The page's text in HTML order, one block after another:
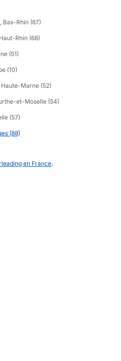
, Bas-Rhin (67)
, Haut-Rhin (68)
(51)
(10)
, Haute-Marne (52)
et-Moselle (54)
(57)
(88)
en France.